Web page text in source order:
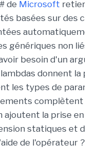
de Microsoft
basées sur des
génériques non
besoin d'un
donnent
les types de
ajoutent la prise
statiques et
de l'opérateur